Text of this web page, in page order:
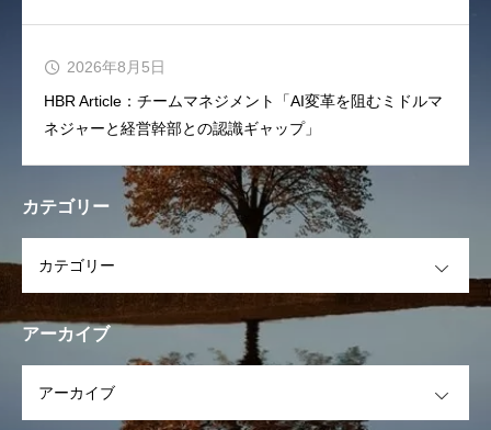
HBR Article：チームマネジメント「AI変革を阻むミドルマ
ネジャーと経営幹部との認識ギャップ」
2026年8月5日
カテゴリー
アーカイブ